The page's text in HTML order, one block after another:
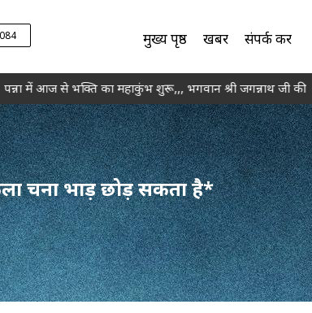
मुख्य पृष्ठ खबरें संपर्क करें
में आज से भक्ति का महाकुंभ शुरू,,, भगवान श्री जगन्नाथ जी की
चना भाड़ छोड़ सकता है*